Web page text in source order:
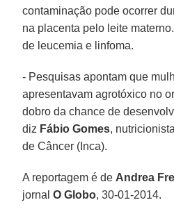
contaminação pode ocorrer
na placenta pelo leite
de leucemia e linfoma.
- Pesquisas apontam que
apresentavam agrotóxico no
dobro da chance de
diz Fábio Gomes,
de Câncer (Inca).
A reportagem é de Andrea
jornalO Globo, 30-01-2014.